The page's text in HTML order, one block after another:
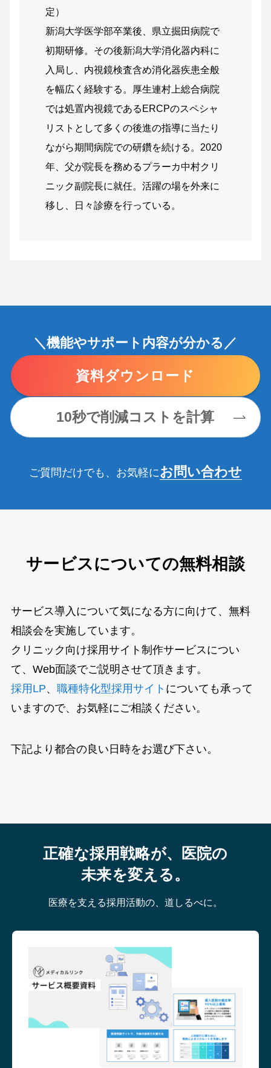
定）
新潟大学医学部卒業後、県立掘田病院で
初期研修。その後新潟大学消化器内科に
入局し、内視鏡検査含め消化器疾患全般
を幅広く経験する。厚生連村上総合病院
では処置内視鏡であるERCPのスペシャ
リストとして多くの後進の指導に当たり
ながら期間病院での研鑽を続ける。2020
年、父が院長を務めるプラーカ中村クリ
ニック副院長に就任。活躍の場を外来に
移し、日々診療を行っている。
＼機能やサポート内容が分かる／
資料ダウンロード
10秒で削減コストを計算
ご質問だけでも、お気軽にお問い合わせ
サービスについての無料相談
サービス導入について気になる方に向けて、無料
相談会を実施しています。
クリニック向け採用サイト制作サービスについ
て、Web面談でご説明させて頂きます。
採用LP、 職種特化型採用サイト についても承って
いますので、お気軽にご相談ください。
下記より都合の良い日時をお選び下さい。
正確な採用戦略が、医院の
未来を変える。
医療を支える採用活動の、道しるべに。